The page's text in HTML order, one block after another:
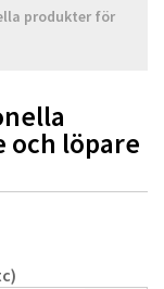
produkter för
löpare